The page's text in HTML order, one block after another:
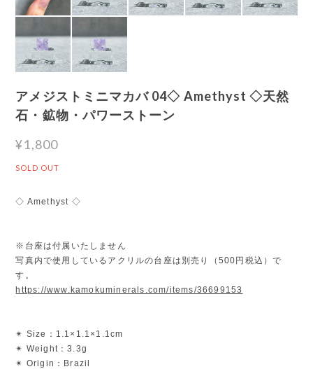
アメジストミニマカバ 04◇ Amethyst ◇天然
石・鉱物・パワーストーン
¥1,800
SOLD OUT
◇ Amethyst ◇
※台座は付属いたしません
写真内で使用しているアクリルの台座は別売り（500円税込）で
す。
https://www.kamokuminerals.com/items/36699153
✴︎ Size：1.1×1.1×1.1cm
✴︎ Weight：3.3g
✴︎ Origin：Brazil